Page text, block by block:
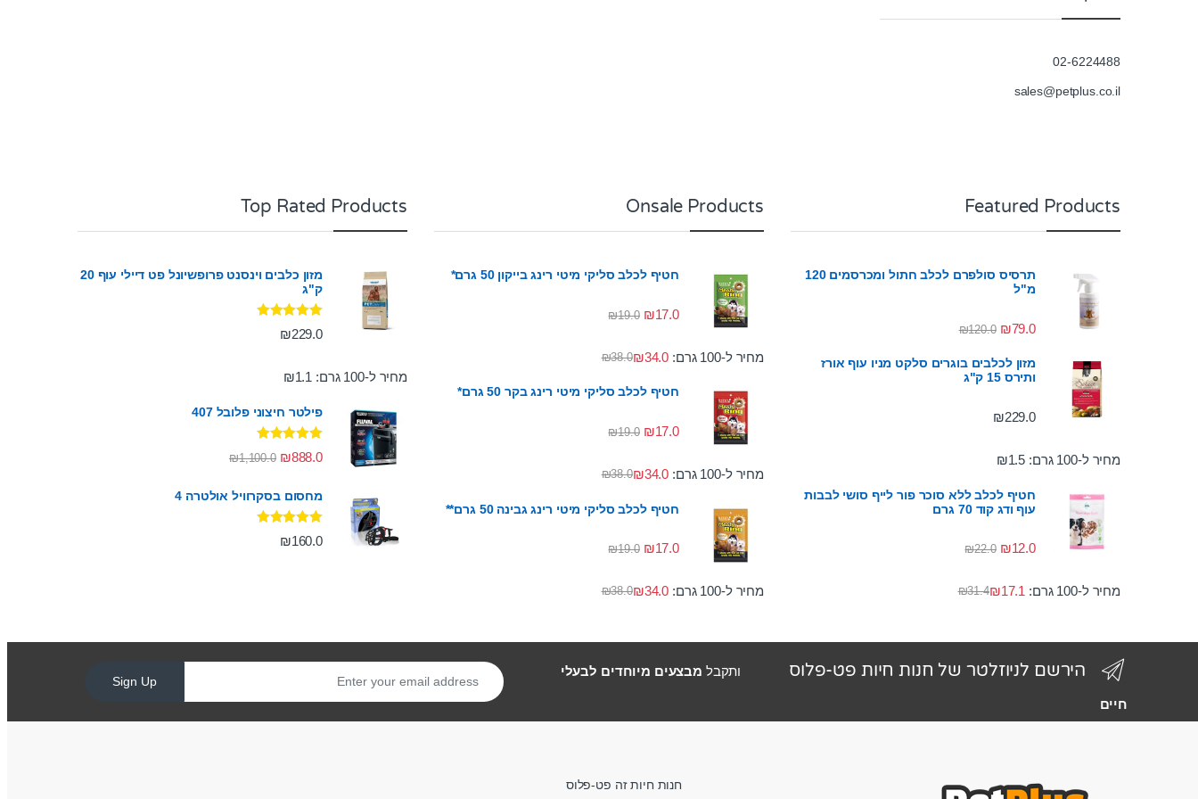
02-6224488
sales@petplus.co.il
Featured Products
תרסיס סולפרם לכלב חתול ומכרסמים 120
מ"ל
₪79.0
₪120.0
מזון לכלבים בוגרים סלקט מניו עוף אורז
ותירס 15 ק"ג
₪229.0
מחיר ל-100 גרם: ₪1.5
חטיף לכלב ללא סוכר פור לייף סושי לבבות
עוף ודג קוד 70 גרם
₪12.0
₪22.0
מחיר ל-100 גרם: ₪31.4₪17.1
Onsale Products
חטיף לכלב סליקי מיטי רינג בייקון 50 גרם*
₪17.0
₪19.0
מחיר ל-100 גרם: ₪38.0₪34.0
חטיף לכלב סליקי מיטי רינג בקר 50 גרם*
₪17.0
₪19.0
מחיר ל-100 גרם: ₪38.0₪34.0
חטיף לכלב סליקי מיטי רינג גבינה 50 גרם**
₪17.0
₪19.0
מחיר ל-100 גרם: ₪38.0₪34.0
Top Rated Products
מזון כלבים וינסנט פרופשיונל פט דיילי עוף 20
ק"ג
דורג5.00
מתוך 5 ₪229.0
מחיר ל-100 גרם: ₪1.1
פילטר חיצוני פלובל 407
דורג5.00
מתוך 5 ₪888.0
₪1,100.0
מחסום בסקרוויל אולטרה 4
דורג 5.00
מתוך 5 ₪160.0
הירשם לניוזלטר של חנות חיות פט-פלוס ותקבל מבצעים מיוחדים לבעלי
חיים
Sign Up
חנות חיות זה פט-פלוס